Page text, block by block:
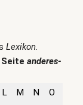
Lexikon.
anderes-
L M N O